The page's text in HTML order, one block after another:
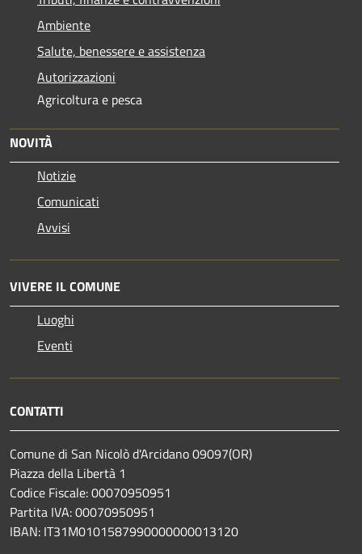
Ambiente
Salute, benessere e assistenza
Autorizzazioni
Agricoltura e pesca
NOVITÀ
Notizie
Comunicati
Avvisi
VIVERE IL COMUNE
Luoghi
Eventi
CONTATTI
Comune di San Nicolò d'Arcidano 09097(OR)
Piazza della Libertà 1
Codice Fiscale: 00070950951
Partita IVA: 00070950951
IBAN: IT31M0101587990000000013120